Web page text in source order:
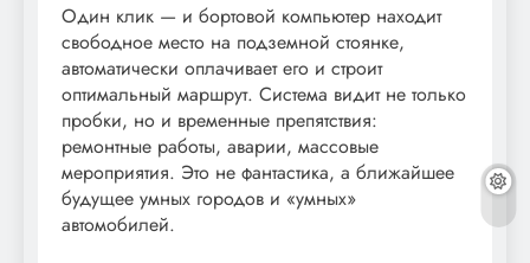
Один клик — и бортовой компьютер находит
свободное место на подземной стоянке,
автоматически оплачивает его и строит
оптимальный маршрут. Система видит не только
пробки, но и временные препятствия:
ремонтные работы, аварии, массовые
мероприятия. Это не фантастика, а ближайшее
будущее умных городов и «умных»
автомобилей.